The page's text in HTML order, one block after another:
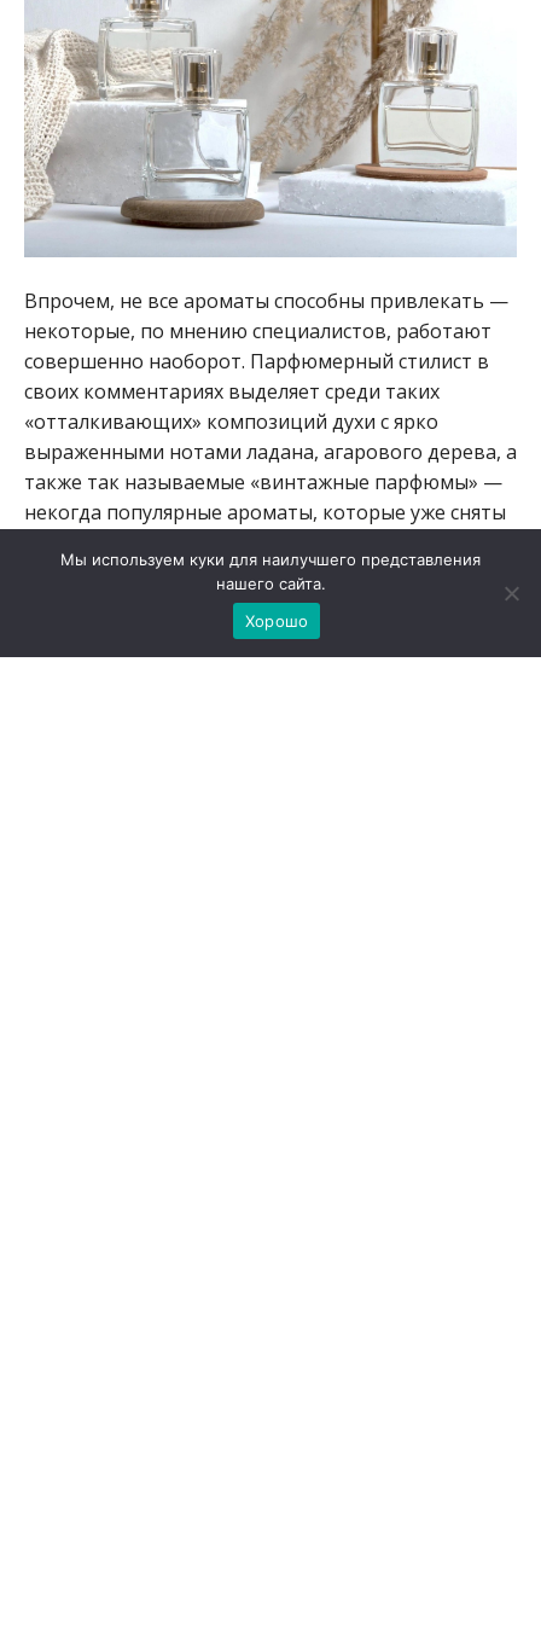
Впрочем, не все ароматы способны привлекать —
некоторые, по мнению специалистов, работают
совершенно наоборот. Парфюмерный стилист в
своих комментариях выделяет среди таких
«отталкивающих» композиций духи с ярко
выраженными нотами ладана, агарового дерева, а
также так называемые «винтажные парфюмы» —
некогда популярные ароматы, которые уже сняты
современном рынке.
«Механизмы восприятия нашего обоняния
Мы используем куки для наилучшего представления
нашего сайта.
Хорошо